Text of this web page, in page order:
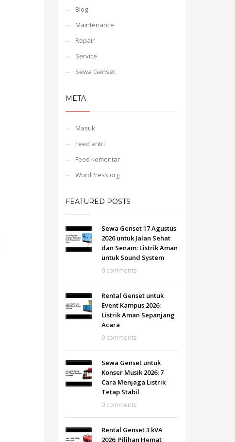
Blog
Maintenance
Repair
Service
Sewa Genset
META
Masuk
Feed entri
Feed komentar
WordPress.org
FEATURED POSTS
Sewa Genset 17 Agustus
2026 untuk Jalan Sehat
dan Senam: Listrik Aman
untuk Sound System
0 comments
Rental Genset untuk
Event Kampus 2026:
Listrik Aman Sepanjang
Acara
0 comments
Sewa Genset untuk
Konser Musik 2026: 7
Cara Menjaga Listrik
Tetap Stabil
0 comments
Rental Genset 3 kVA
2026: Pilihan Hemat